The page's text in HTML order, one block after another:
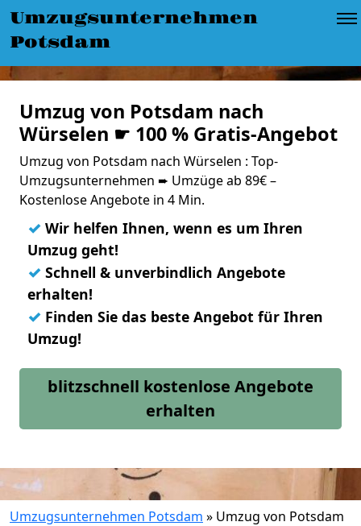
Umzugsunternehmen
Potsdam
Umzug von Potsdam nach
Würselen ☛ 100 % Gratis-Angebot
Umzug von Potsdam nach Würselen : Top-
Umzugsunternehmen ➨ Umzüge ab 89€ –
Kostenlose Angebote in 4 Min.
✓ Wir helfen Ihnen, wenn es um Ihren
Umzug geht!
✓ Schnell & unverbindlich Angebote
erhalten!
✓ Finden Sie das beste Angebot für Ihren
Umzug!
blitzschnell kostenlose Angebote
erhalten
Umzugsunternehmen Potsdam » Umzug von Potsdam